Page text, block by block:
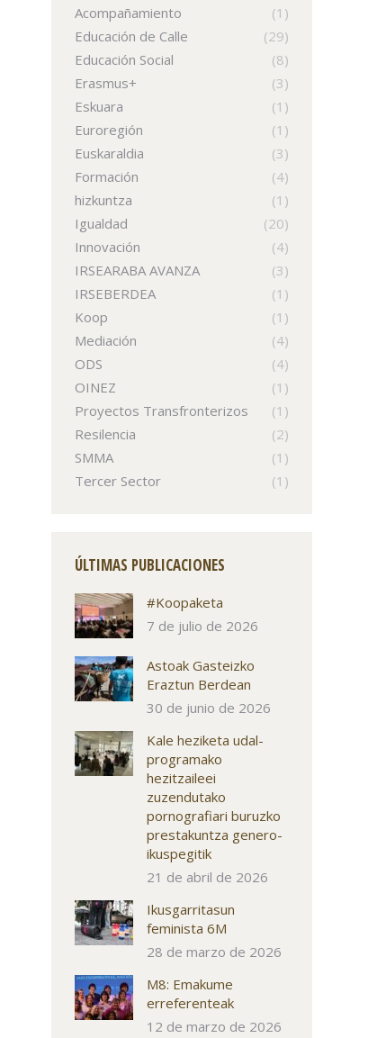
Acompañamiento
(1)
Educación de Calle
(29)
Educación Social
(8)
Erasmus+
(3)
Eskuara
(1)
Euroregión
(1)
Euskaraldia
(3)
Formación
(4)
hizkuntza
(1)
Igualdad
(20)
Innovación
(4)
IRSEARABA AVANZA
(3)
IRSEBERDEA
(1)
Koop
(1)
Mediación
(4)
ODS
(4)
OINEZ
(1)
Proyectos Transfronterizos
(1)
Resilencia
(2)
SMMA
(1)
Tercer Sector
(1)
ÚLTIMAS PUBLICACIONES
#Koopaketa
7 de julio de 2026
Astoak Gasteizko
Eraztun Berdean
30 de junio de 2026
Kale heziketa udal-
programako
hezitzaileei
zuzendutako
pornografiari buruzko
prestakuntza genero-
ikuspegitik
21 de abril de 2026
Ikusgarritasun
feminista 6M
28 de marzo de 2026
M8: Emakume
erreferenteak
12 de marzo de 2026